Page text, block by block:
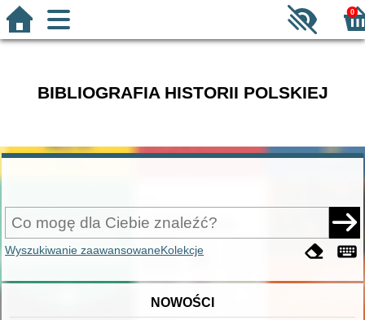
0
BIBLIOGRAFIA HISTORII POLSKIEJ
Wyszukiwanie zaawansowaneKolekcje
NOWOŚCI